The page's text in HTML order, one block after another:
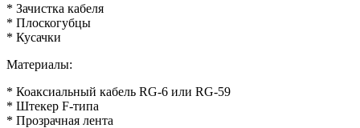
* Зачистка кабеля
* Плоскогубцы
* Кусачки
Материалы:
* Коаксиальный кабель RG-6 или RG-59
* Штекер F-типа
* Прозрачная лента